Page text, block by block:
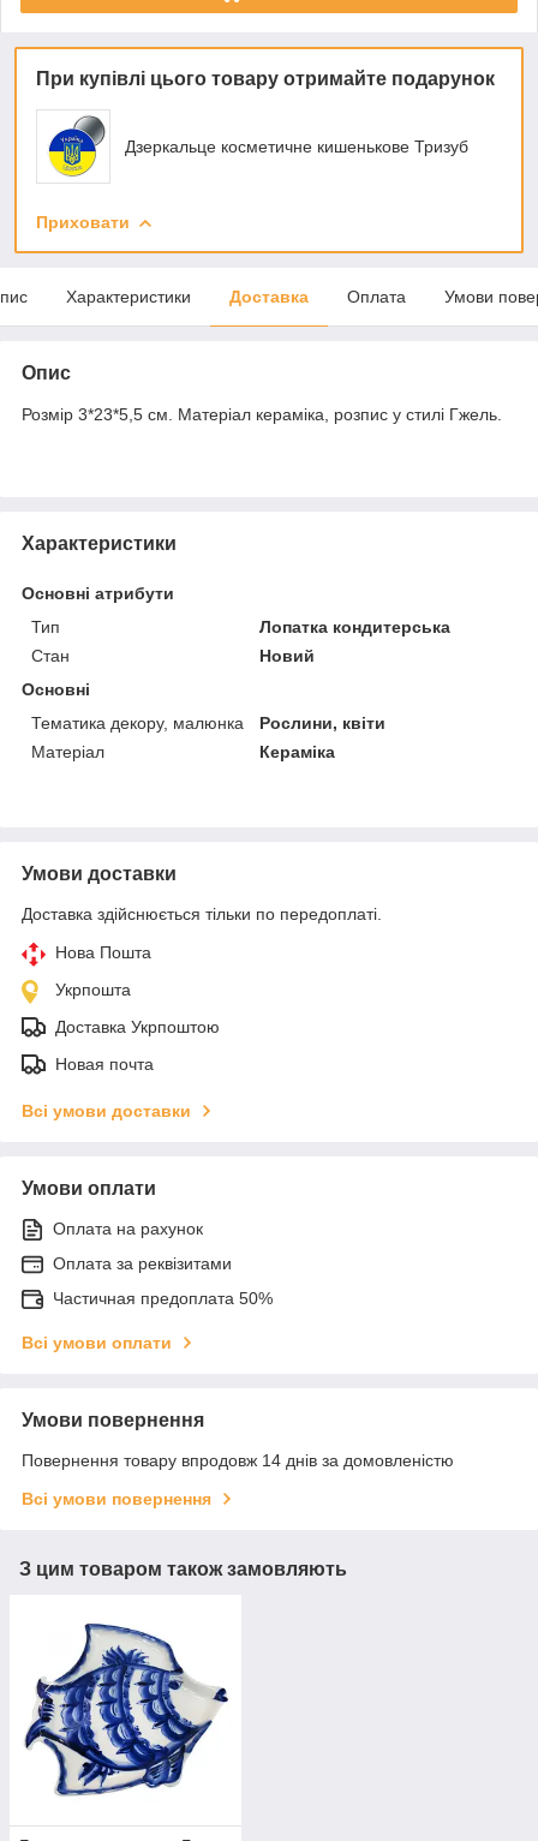
При купівлі цього товару отримайте подарунок
Дзеркальце косметичне кишенькове Тризуб
Приховати
Характеристики Доставка Оплата Умови
Опис
Розмір 3*23*5,5 см. Матеріал кераміка, розпис у стилі Гжель.
Характеристики
Основні атрибути
Тип
Лопатка кондитерська
Стан
Новий
Основні
Тематика декору, малюнка
Рослини, квіти
Матеріал
Кераміка
Умови доставки
Доставка здійснюється тільки по передоплаті.
Нова Пошта
Укрпошта
Доставка Укрпоштою
Новая почта
Всі умови доставки
Умови оплати
Оплата на рахунок
Оплата за реквізитами
Частичная предоплата 50%
Всі умови оплати
Умови повернення
Повернення товару впродовж 14 днів за домовленістю
Всі умови повернення
З цим товаром також замовляють